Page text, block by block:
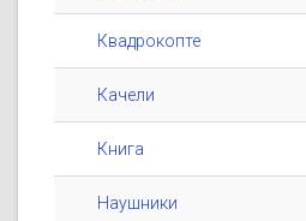
Квадрокопте
Качели
Книга
Наушники